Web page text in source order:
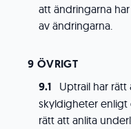
att ändringarna
av ändringarna.
ÖVRIGT
Uptrail har
skyldigheter enligt
rätt att anlita